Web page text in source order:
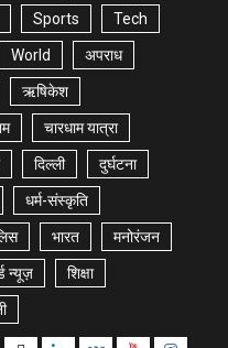
Sports Tech
World अपराध
ऋषिकेश
चारधाम यात्रा
दिल्ली दुर्घटना
धर्म-संस्कृति
भारत मनोरंजन
न्यूज़ शिक्षा